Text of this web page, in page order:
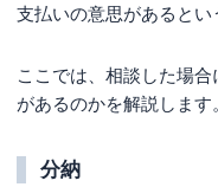
支払いの意思があるとい
ここでは、相談した場
があるのかを解説します
分納